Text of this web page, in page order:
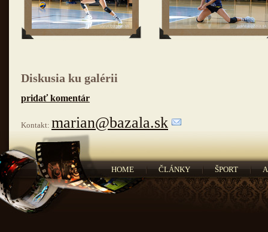
Diskusia ku galérii
pridať komentár
Kontakt: marian@bazala.sk
HOME ČLÁNKY ŠPORT